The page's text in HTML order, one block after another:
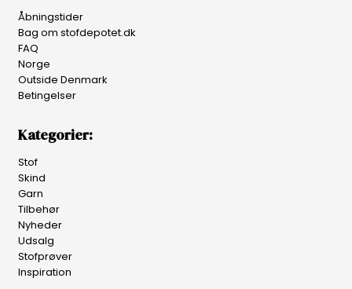
Åbningstider
Bag om stofdepotet.dk
FAQ
Norge
Outside Denmark
Betingelser
Kategorier:
Stof
Skind
Garn
Tilbehør
Nyheder
Udsalg
Stofprøver
Inspiration